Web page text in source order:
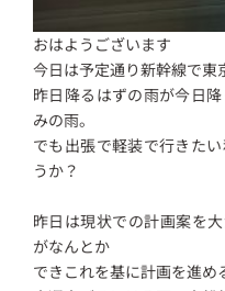
おはようございます
今日は予定通り新幹線で東
昨日降るはずの雨が今日
みの雨。
でも出張で軽装で行きた
うか？
昨日は現状での計画案を
がなんとか
できこれを基に計画を進め